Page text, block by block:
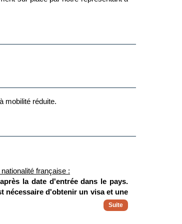
mobilité réduite.
française :
la date d'entrée dans le pays.
nécessaire d'obtenir un visa et une
ou carte d'identité soit en cours de